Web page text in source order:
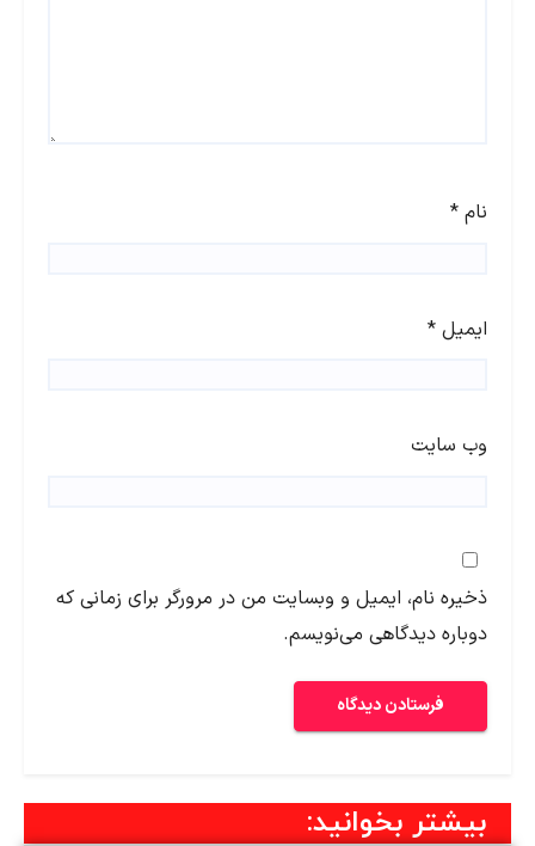
نام *
ایمیل *
وب‌ سایت
ذخیره نام، ایمیل و وبسایت من در مرورگر برای زمانی که
دوباره دیدگاهی می‌نویسم.
بیشتر بخوانید: